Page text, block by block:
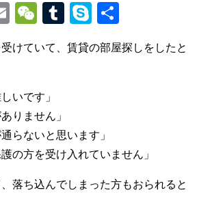
E
m
ail
W
C
at
T
m
S
ky
p
けていて、賃貸の部屋探しをしたと
いです」
りません」
らないと思います」
の方を受け入れていません」
落ち込んでしまった方もおられると